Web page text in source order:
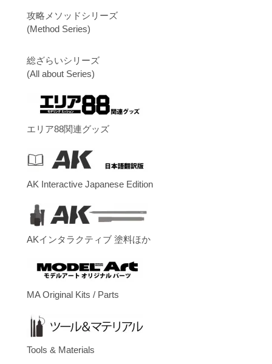
攻略メソッドシリーズ
(Method Series)
総ざらいシリーズ
(All about Series)
エリア88関連グッズ
AK Interactive Japanese Edition
AKインタラクティブ 塗料ほか
MA Original Kits / Parts
Tools & Materials